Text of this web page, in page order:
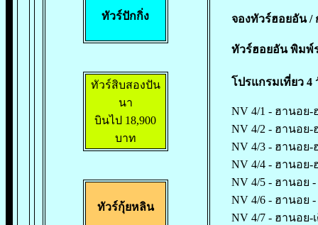
ทัวร์ปักกิ่ง
ทัวร์สิบสองปัน
นา
บินไป 18,900
บาท
ทัวร์กุ้ยหลิน
จองทัวร์ฮอยอัน /
ทัวร์ฮอยอัน พิมพ์
โปรแกรมเที่ยว 4
NV 4/1 - ฮานอย-
NV 4/2 - ฮานอย-
NV 4/3 - ฮานอย-
NV 4/4 - ฮานอย-
NV 4/5 - ฮานอย
NV 4/6 - ฮานอย
NV 4/7 - ฮานอย-